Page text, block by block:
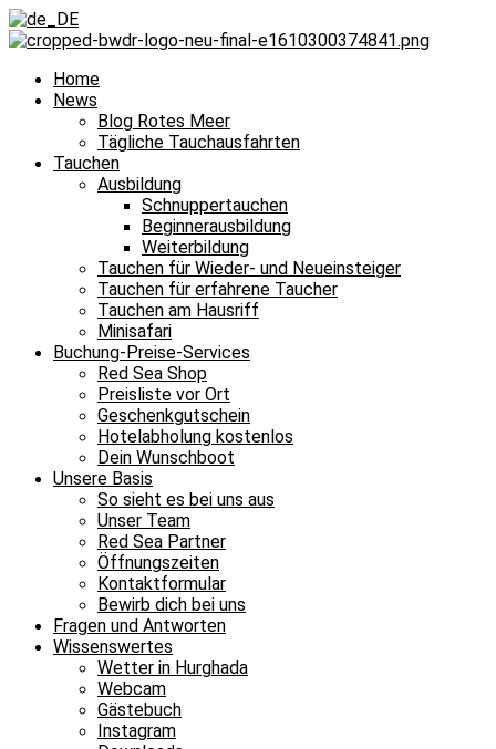
Home
News
Blog Rotes Meer
Tägliche Tauchausfahrten
Tauchen
Ausbildung
Schnuppertauchen
Beginnerausbildung
Weiterbildung
Tauchen für Wieder- und Neueinsteiger
Tauchen für erfahrene Taucher
Tauchen am Hausriff
Minisafari
Buchung-Preise-Services
Red Sea Shop
Preisliste vor Ort
Geschenkgutschein
Hotelabholung kostenlos
Dein Wunschboot
Unsere Basis
So sieht es bei uns aus
Unser Team
Red Sea Partner
Öffnungszeiten
Kontaktformular
Bewirb dich bei uns
Fragen und Antworten
Wissenswertes
Wetter in Hurghada
Webcam
Gästebuch
Instagram